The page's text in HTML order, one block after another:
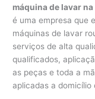
máquina de lavar
é uma empresa que
máquinas de lavar
serviços de alta
qualificados,
as peças e toda a
aplicadas a domicílio